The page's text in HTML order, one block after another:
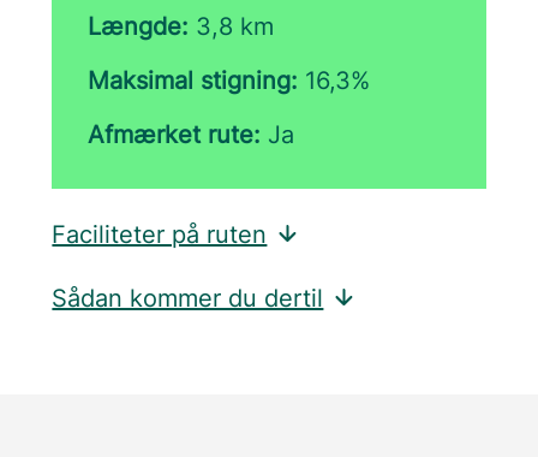
Længde: 3,8 km
Maksimal stigning: 16,3%
Afmærket rute: Ja
Faciliteter på ruten
Sådan kommer du dertil